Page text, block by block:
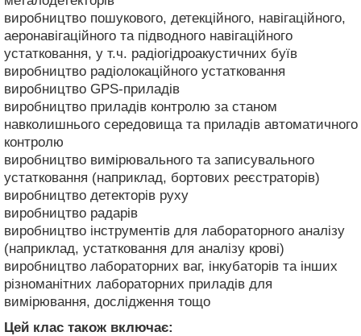
виробництво пошукового, детекційного, навігаційного,
аеронавігаційного та підводного навігаційного
устатковання, у т.ч. радіогідроакустичних буїв
виробництво радіолокаційного устатковання
виробництво GPS-приладів
виробництво приладів контролю за станом
навколишнього середовища та приладів автоматичного
контролю
виробництво вимірювального та записувального
устатковання (наприклад, бортових реєстраторів)
виробництво детекторів руху
виробництво радарів
виробництво інструментів для лабораторного аналізу
(наприклад, устатковання для аналізу крові)
виробництво лабораторних ваг, інкубаторів та інших
різноманітних лабораторних приладів для
вимірювання, дослідження тощо
Цей клас також включає: